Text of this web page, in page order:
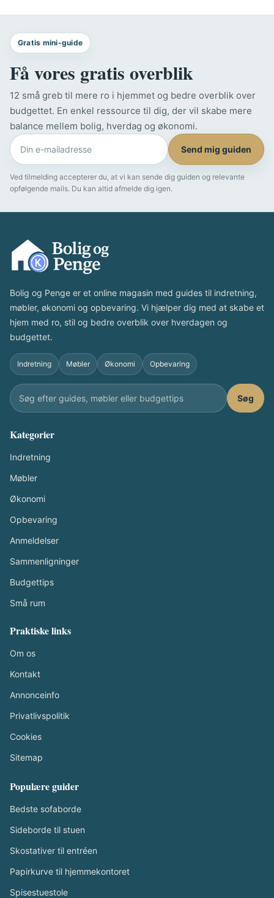
du
overveje
inden
du
vælger
bordtype
til
stuen
Gratis mini-guide
Få vores gratis overblik
12 små greb til mere ro i hjemmet og bedre overblik over
budgettet. En enkel ressource til dig, der vil skabe mere
balance mellem bolig, hverdag og økonomi.
Send mig guiden
Ved tilmelding accepterer du, at vi kan sende dig guiden og relevante
opfølgende mails. Du kan altid afmelde dig igen.
Bolig og Penge er et online magasin med guides til indretning,
møbler, økonomi og opbevaring. Vi hjælper dig med at skabe et
hjem med ro, stil og bedre overblik over hverdagen og
budgettet.
Indretning Møbler Økonomi Opbevaring
Søg
Kategorier
Indretning
Møbler
Økonomi
Opbevaring
Anmeldelser
Sammenligninger
Budgettips
Små rum
Praktiske links
Om os
Kontakt
Annonceinfo
Privatlivspolitik
Cookies
Sitemap
Populære guider
Bedste sofaborde
Sideborde til stuen
Skostativer til entréen
Papirkurve til hjemmekontoret
Spisestuestole